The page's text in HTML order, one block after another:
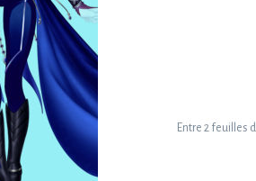
Entre 2 feuilles